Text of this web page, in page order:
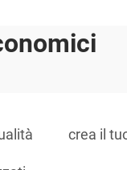
crea il